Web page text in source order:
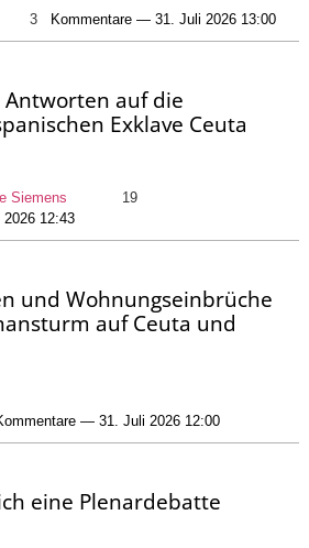
3 Kommentare — 31. Juli 2026 13:00
auf die
Exklave Ceuta
Siemens
19
12:43
und Wohnungseinbrüche
auf Ceuta und
— 31. Juli 2026 12:00
eine Plenardebatte